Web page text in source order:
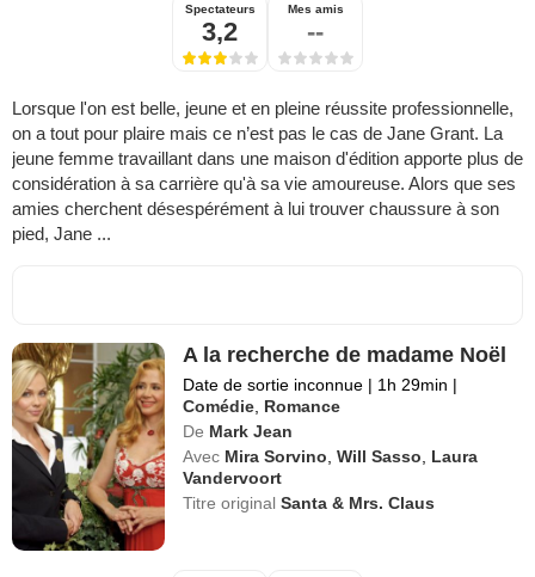
Spectateurs
3,2
Mes amis
--
Lorsque l'on est belle, jeune et en pleine réussite professionnelle,
on a tout pour plaire mais ce n’est pas le cas de Jane Grant. La
jeune femme travaillant dans une maison d'édition apporte plus de
considération à sa carrière qu'à sa vie amoureuse. Alors que ses
amies cherchent désespérément à lui trouver chaussure à son
pied, Jane ...
A la recherche de madame Noël
Date de sortie inconnue | 1h 29min |
Comédie Romance
De Mark Jean
Avec Mira Sorvino ,Will Sasso
Laura
Vandervoort
Titre originalSanta & Mrs. Claus